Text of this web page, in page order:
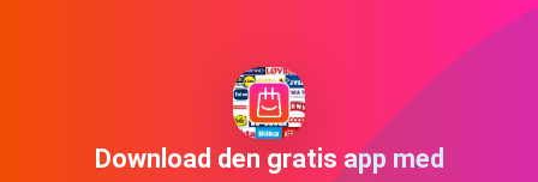
Download den gratis app med